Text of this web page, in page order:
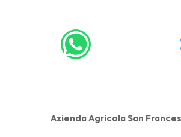
Azienda Agricola San